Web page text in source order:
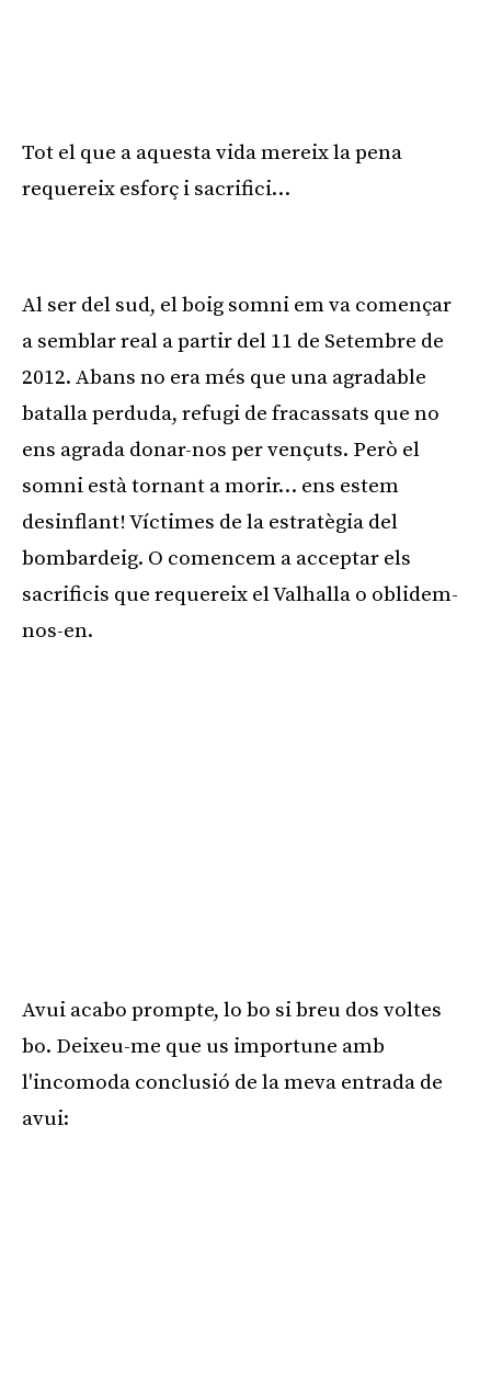
Tot el que a aquesta vida mereix la pena
requereix esforç i sacrifici…
Al ser del sud, el boig somni em va començar
a semblar real a partir del 11 de Setembre de
2012. Abans no era més que una agradable
batalla perduda, refugi de fracassats que no
ens agrada donar-nos per vençuts. Però el
somni està tornant a morir… ens estem
desinflant! Víctimes de la estratègia del
bombardeig. O comencem a acceptar els
sacrificis que requereix el Valhalla o oblidem-
nos-en.
Avui acabo prompte, lo bo si breu dos voltes
bo. Deixeu-me que us importune amb
l'incomoda conclusió de la meva entrada de
avui: